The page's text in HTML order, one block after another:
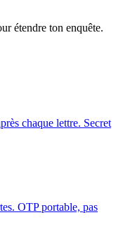
étendre ton enquête.
chaque lettre. Secret
OTP portable, pas